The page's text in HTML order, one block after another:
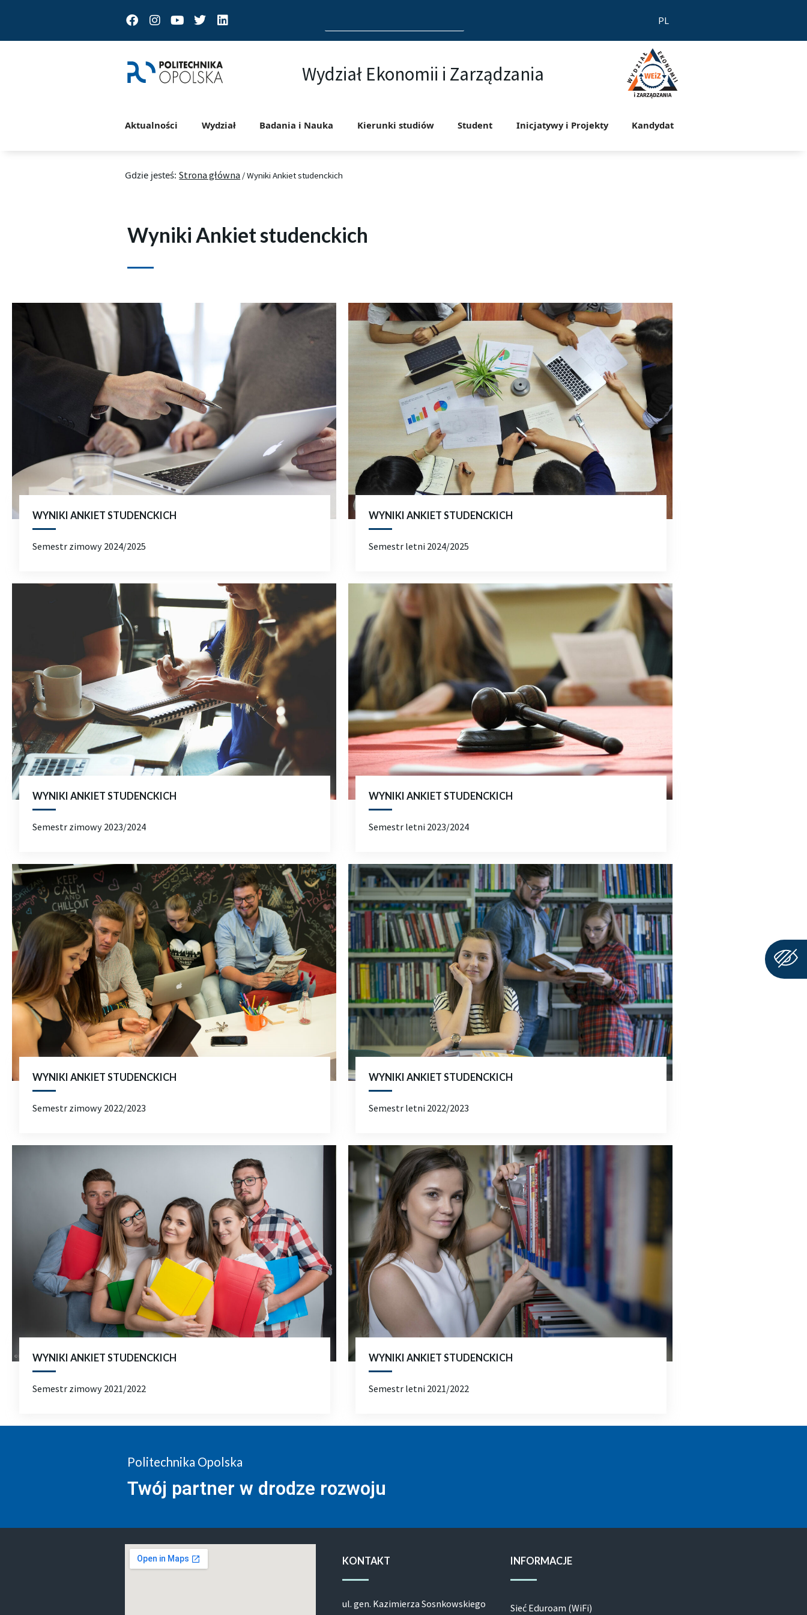
FacebookInstagram
Youtube
TwitterLinkedin
for:
PL
Wydział Ekonomii i Zarządzania
Aktualności Wydział Badania i Nauka Kierunki studiów Student Inicjatywy i Projekty Kandydat
Gdzie jesteś:Strona główna /Wyniki Ankiet studenckich
Wyniki Ankiet studenckich
WYNIKI ANKIET STUDENCKICH
Semestr zimowy 2024/2025
WYNIKI ANKIET STUDENCKICH
Semestr letni 2024/2025
WYNIKI ANKIET STUDENCKICH
Semestr zimowy 2023/2024
WYNIKI ANKIET STUDENCKICH
Semestr letni 2023/2024
WYNIKI ANKIET STUDENCKICH
Semestr zimowy 2022/2023
WYNIKI ANKIET STUDENCKICH
Semestr letni 2022/2023
WYNIKI ANKIET STUDENCKICH
Semestr zimowy 2021/2022
WYNIKI ANKIET STUDENCKICH
Semestr letni 2021/2022
Politechnika Opolska
Twój partner w drodze rozwoju
KONTAKT
ul. gen. Kazimierza Sosnkowskiego
INFORMACJE
Sieć Eduroam (WiFi)